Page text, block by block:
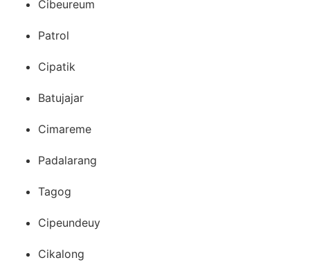
Cibeureum
Patrol
Cipatik
Batujajar
Cimareme
Padalarang
Tagog
Cipeundeuy
Cikalong